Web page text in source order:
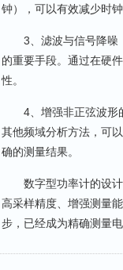
钟），可以有效减少时
3、滤波与信号降噪：
的重要手段。通过在硬
性。
4、增强非正弦波形的
其他频域分析方法，可
确的测量结果。
数字型功率计的设计
高采样精度、增强测量
步，已经成为精确测量